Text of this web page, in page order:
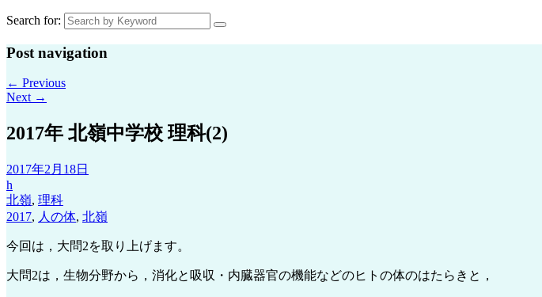
Search for:
Post navigation
← Previous
Next →
2017年 北嶺中学校 理科(2)
2017年2月18日
h
北嶺, 理科
2017, 人の体, 北嶺
今回は，大問2を取り上げます。
大問2は，生物分野から，消化と吸収・内臓器官の機能などのヒトの体のはたらきと，